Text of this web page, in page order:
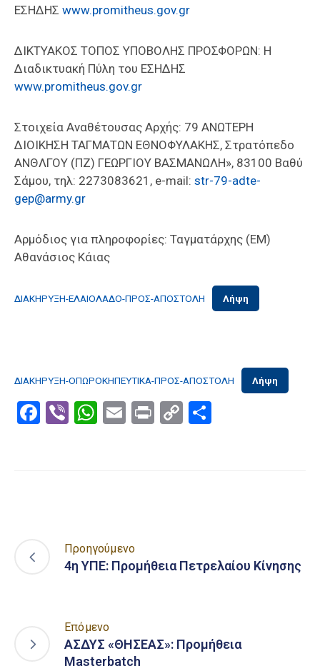
ΕΣΗΔΗΣ www.promitheus.gov.gr
ΔΙΚΤΥΑΚΟΣ ΤΟΠΟΣ ΥΠΟΒΟΛΗΣ ΠΡΟΣΦΟΡΩΝ: Η
Διαδικτυακή Πύλη του ΕΣΗΔΗΣ
www.promitheus.gov.gr
Στοιχεία Αναθέτουσας Αρχής: 79 ΑΝΩΤΕΡΗ
ΔΙΟΙΚΗΣΗ ΤΑΓΜΑΤΩΝ ΕΘΝΟΦΥΛΑΚΗΣ, Στρατόπεδο
ΑΝΘΛΓΟΥ (ΠΖ) ΓΕΩΡΓΙΟΥ ΒΑΣΜΑΝΩΛΗ», 83100 Βαθύ
Σάμου, τηλ: 2273083621, e-mail: str-79-adte-
gep@army.gr
Αρμόδιος για πληροφορίες: Ταγματάρχης (ΕΜ)
Αθανάσιος Κάιας
ΔΙΑΚΗΡΥΞΗ-ΕΛΑΙΟΛΑΔΟ-ΠΡΟΣ-ΑΠΟΣΤΟΛΗ Λήψη
ΔΙΑΚΗΡΥΞΗ-ΟΠΩΡΟΚΗΠΕΥΤΙΚΑ-ΠΡΟΣ-ΑΠΟΣΤΟΛΗ Λήψη
Facebook
ViberWhatsApp
EmailPrintCopy
Προηγούμενο
4η ΥΠΕ: Προμήθεια Πετρελαίου Κίνησης
Επόμενο
ΑΣΔΥΣ «ΘΗΣΕΑΣ»: Προμήθεια
Masterbatch